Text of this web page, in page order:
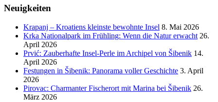
Neuigkeiten
Krapanj – Kroatiens kleinste bewohnte Insel 8. Mai 2026
Krka Nationalpark im Frühling: Wenn die Natur erwacht 26.
April 2026
Prvić: Zauberhafte Insel-Perle im Archipel von Šibenik 14.
April 2026
Festungen in Šibenik: Panorama voller Geschichte 3. April
2026
Pirovac: Charmanter Fischerort mit Marina bei Šibenik 26.
März 2026